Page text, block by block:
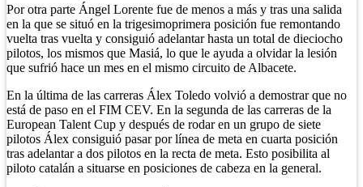
Por otra parte Ángel Lorente fue de menos a más y tras una salida
en la que se situó en la trigesimoprimera posición fue remontando
vuelta tras vuelta y consiguió adelantar hasta un total de dieciocho
pilotos, los mismos que Masiá, lo que le ayuda a olvidar la lesión
que sufrió hace un mes en el mismo circuito de Albacete.
En la última de las carreras Álex Toledo volvió a demostrar que no
está de paso en el FIM CEV. En la segunda de las carreras de la
European Talent Cup y después de rodar en un grupo de siete
pilotos Álex consiguió pasar por línea de meta en cuarta posición
tras adelantar a dos pilotos en la recta de meta. Esto posibilita al
piloto catalán a situarse en posiciones de cabeza en la general.